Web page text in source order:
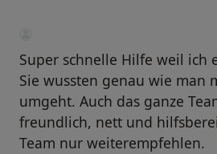
Super schnelle Hilfe weil ich
Sie wussten genau wie man
umgeht. Auch das ganze
freundlich, nett und
Team nur weiterempfehlen.